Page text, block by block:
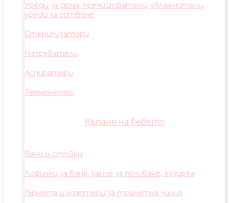
Уреди за дома, пречистватели, увлажнители,
уреди за готвене
Стерилизатори
Нагреватели
Аспиратори
Термометри
Къпане на бебето
Вани и стойки
Кофички за баня, канче за поливане, козирка
Гърнета и адаптори за тоалетна чиния